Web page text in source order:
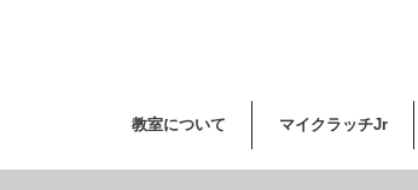
教室について マイクラッチJr